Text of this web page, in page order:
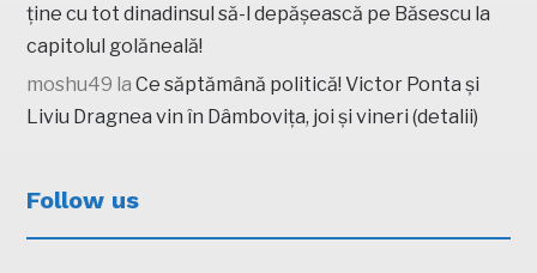
ține cu tot dinadinsul să-l depășească pe Băsescu la
capitolul golăneală!
moshu49 laCe săptămână politică! Victor Ponta și
Liviu Dragnea vin în Dâmbovița, joi și vineri (detalii)
Follow us